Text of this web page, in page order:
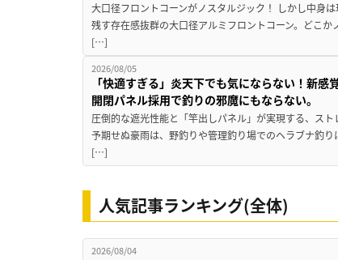
大口径フロントコーンがノスタルジック！ しかし中身
残す存在感抜群の大口径アルミフロントコーン。どこ
[…]
2026/08/05
「快適すぎる」炎天下でも気にならない！新
開閉パネル採用で釣りの邪魔にもならない。
圧倒的な遮光性能と「竿出しパネル」が実現する、ス
予期せぬ豪雨は、野釣りや管理釣り場でのヘラブナ釣り
[…]
人気記事ランキング(全体)
2026/08/04